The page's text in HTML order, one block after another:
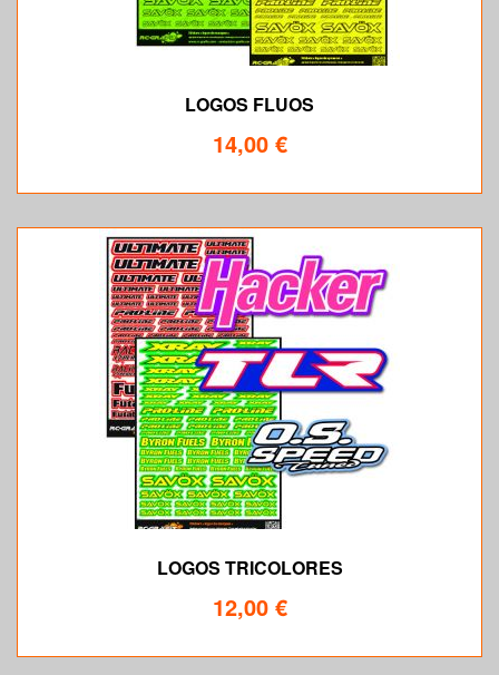
LOGOS FLUOS
14,00 €
LOGOS TRICOLORES
12,00 €